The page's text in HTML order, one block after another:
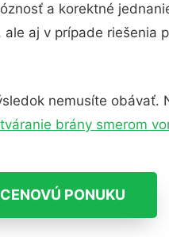
a korektné
aj v prípade
nemusíte obávať.
brány smerom
PONUKU